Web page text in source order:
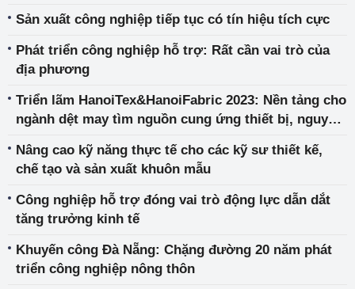
Sản xuất công nghiệp tiếp tục có tín hiệu tích cực
Phát triển công nghiệp hỗ trợ: Rất cần vai trò của
địa phương
Triển lãm HanoiTex&HanoiFabric 2023: Nền tảng cho
ngành dệt may tìm nguồn cung ứng thiết bị, nguyên
Nâng cao kỹ năng thực tế cho các kỹ sư thiết kế,
chế tạo và sản xuất khuôn mẫu
Công nghiệp hỗ trợ đóng vai trò động lực dẫn dắt
tăng trưởng kinh tế
Khuyến công Đà Nẵng: Chặng đường 20 năm phát
triển công nghiệp nông thôn